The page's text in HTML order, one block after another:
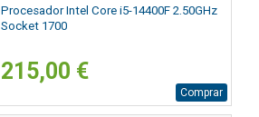
Procesador Intel Core i5-14400F 2.50GHz
Socket 1700
215,00 €
Comprar